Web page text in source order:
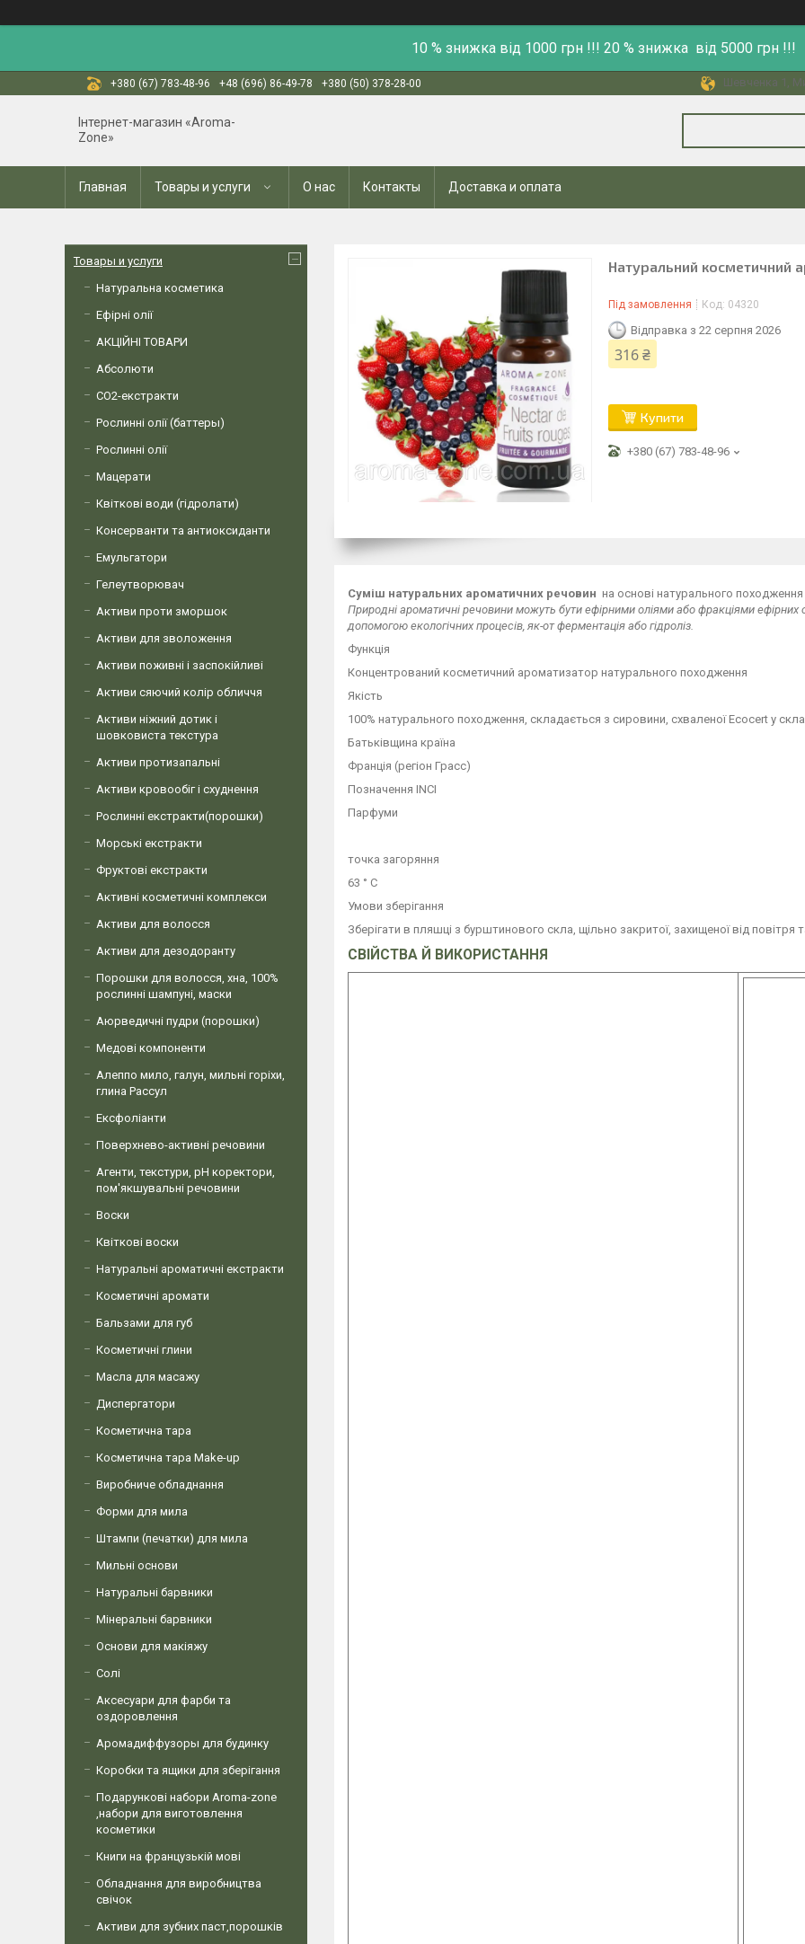
10 % знижка від 1000 грн !!! 20 % знижка від 5000 грн !!!
+380 (67) 783-48-96 +48 (696) 86-49-78 +380 (50) 378-28-00 Шевченка 1,
Інтернет-магазин «Aroma-
Zone»
Главная Товары и услуги О нас Контакты Доставка и оплата
Натуральний косметичний
Під замовлення Код: 04320
Відправка з 22 серпня 2026
316 ₴
Купити
+380 (67) 783-48-96
Суміш натуральних ароматичних речовин на основі натурального
Природні ароматичні речовини можуть бути ефірними оліями або фракціями
допомогою екологічних процесів, як-от ферментація або гідроліз.
Функція
Концентрований косметичний ароматизатор натурального походження
Якість
100% натурального походження, складається з сировини, схваленої Ecocert у
Батьківщина країна
Франція (регіон Грасс)
Позначення INCI
Парфуми
точка загоряння
63 ° С
Умови зберігання
Зберігати в пляшці з бурштинового скла, щільно закритої, захищеної від повітря
СВІЙСТВА Й ВИКОРИСТАННЯ
Товары и услуги
Натуральна косметика
Ефірні олії
АКЦІЙНІ ТОВАРИ
Абсолюти
СО2-екстракти
Рослинні олії (баттеры)
Рослинні олії
Мацерати
Квіткові води (гідролати)
Консерванти та антиоксиданти
Емульгатори
Гелеутворювач
Активи проти зморшок
Активи для зволоження
Активи поживні і заспокійливі
Активи сяючий колір обличчя
Активи ніжний дотик і
шовковиста текстура
Активи протизапальні
Активи кровообіг і схуднення
Рослинні екстракти(порошки)
Морські екстракти
Фруктові екстракти
Активні косметичні комплекси
Активи для волосся
Активи для дезодоранту
Порошки для волосся, хна, 100%
рослинні шампуні, маски
Аюрведичні пудри (порошки)
Медові компоненти
Алеппо мило, галун, мильні горіхи,
глина Рассул
Ексфоліанти
Поверхнево-активні речовини
Агенти, текстури, рН коректори,
пом'якшувальні речовини
Воски
Квіткові воски
Натуральні ароматичні екстракти
Косметичні аромати
Бальзами для губ
Косметичні глини
Масла для масажу
Диспергатори
Косметична тара
Косметична тара Make-up
Виробниче обладнання
Форми для мила
Штампи (печатки) для мила
Мильні основи
Натуральні барвники
Мінеральні барвники
Основи для макіяжу
Солі
Аксесуари для фарби та
оздоровлення
Аромадиффузоры для будинку
Коробки та ящики для зберігання
Подарункові набори Aroma-zone
,набори для виготовлення
косметики
Книги на французькій мові
Обладнання для виробництва
свічок
Активи для зубних паст,порошків